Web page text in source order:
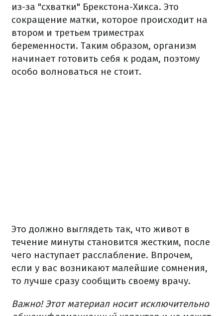
из-за "схватки" Брекстона-Хикса. Это
сокращение матки, которое происходит на
втором и третьем триместрах
беременности. Таким образом, организм
начинает готовить себя к родам, поэтому
особо волноваться не стоит.
Это должно выглядеть так, что живот в
течение минуты становится жестким, после
чего наступает расслабление. Впрочем,
если у вас возникают малейшие сомнения,
то лучше сразу сообщить своему врачу.
Важно! Этот материал носит исключительно